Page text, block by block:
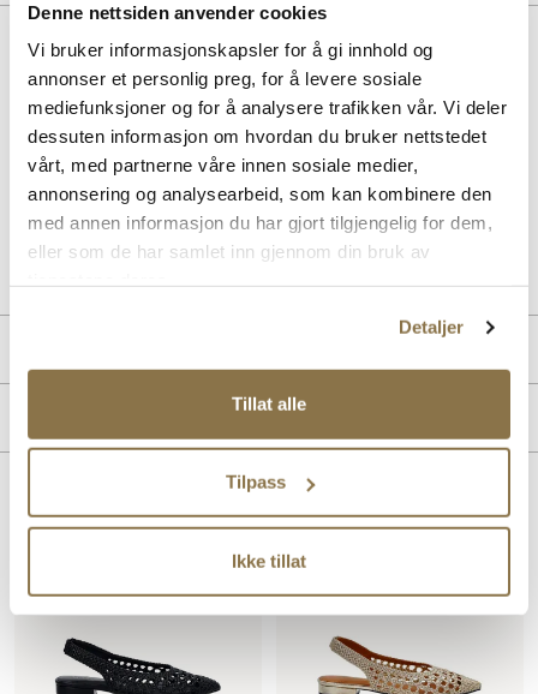
Denne nettsiden anvender cookies
Vi bruker informasjonskapsler for å gi innhold og
annonser et personlig preg, for å levere sosiale
mediefunksjoner og for å analysere trafikken vår. Vi deler
dessuten informasjon om hvordan du bruker nettstedet
vårt, med partnerne våre innen sosiale medier,
annonsering og analysearbeid, som kan kombinere den
med annen informasjon du har gjort tilgjengelig for dem,
eller som de har samlet inn gjennom din bruk av
Detaljer
Tillat alle
Tilpass
Ikke tillat
Beskrivelse
Elegante slingback-pumps med skinnfôr fra Stockholm Design
Group. Moderne interlace pumps med en myk innersåle med gelè for
økt komfort. Avspisset silhuett i front, og en elegant og komfortabel
hæl på 5 cm. Smart elastikkdetalj på bakremmen som gjør at
pumpsen sitter pent på foten.
Art. nr
36663001
Lignende produkter